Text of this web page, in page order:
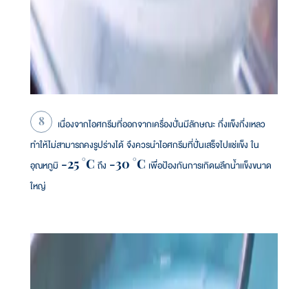
เนื่องจากไอศกรีมที่ออกจากเครื่องปั่นมีลักษณะ กึ่งแข็งกึ่งเหลว
ทำให้ไม่สามารถคงรูปร่างได้ จึงควรนำไอศกรีมที่ปั่นเสร็จไปแช่แข็ง ใน
อุณหภูมิ -25 °C ถึง -30 °C เพื่อป้องกันการเกิดผลึกน้ำเเข็งขนาด
ใหญ่